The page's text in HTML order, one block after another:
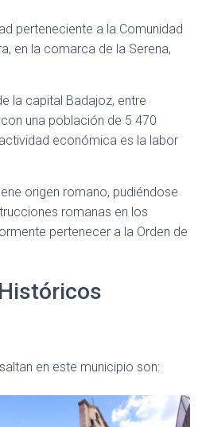
perteneciente a la Comunidad
en la comarca de la Serena,
la capital Badajoz, entre
una población de 5 470
económica es la labor
origen romano, pudiéndose
romanas en los
pertenecer a la Orden de
en este municipio son: